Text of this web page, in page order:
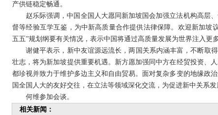
产供链稳定畅通。
赵乐际强调，中国全国人大愿同新加坡国会加强立法机构高层
督等经验互学互鉴，为中新高质量合作提供法律保障。欢迎新加坡
五五”规划纲要有关情况，表示中国将通过高质量发展为世界注入更
谢健平表示，新中友谊源远流长，两国关系内涵丰富，不断取
壮志，将为新加坡提供重要机遇。新方愿加强同中方在经贸投资、
都珍视并致力于维护多边主义和自由贸易。面对复杂多变的地缘政
国全国人大的友好交往，在立法等领域深化交流，为促进新中关系发
何维参加会谈。
相关新闻：